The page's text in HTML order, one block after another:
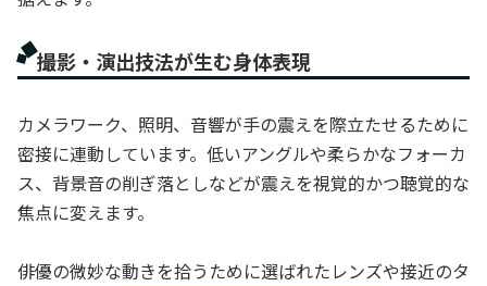
撮影・演出技法が生む身体表現
カメラワーク、照明、音響が手の震えを際立たせるために
密接に連動しています。低いアングルや柔らかなフォーカ
ス、背景音の削ぎ落としなどが震えを視覚的かつ聴覚的な
焦点に変えます。
俳優の微妙な動きを拾うために選ばれたレンズや接近のタ